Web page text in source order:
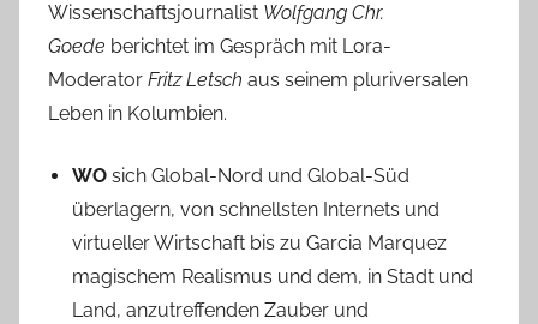
Wissenschaftsjournalist Wolfgang Chr.
Goede berichtet im Gespräch mit Lora-
Moderator Fritz Letsch aus seinem pluriversalen
Leben in Kolumbien.
WO sich Global-Nord und Global-Süd
überlagern, von schnellsten Internets und
virtueller Wirtschaft bis zu Garcia Marquez
magischem Realismus und dem, in Stadt und
Land, anzutreffenden Zauber und